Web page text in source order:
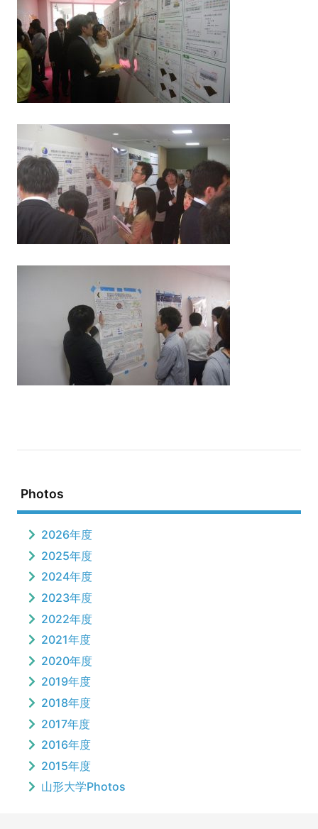
Photos
2026年度
2025年度
2024年度
2023年度
2022年度
2021年度
2020年度
2019年度
2018年度
2017年度
2016年度
2015年度
山形大学Photos